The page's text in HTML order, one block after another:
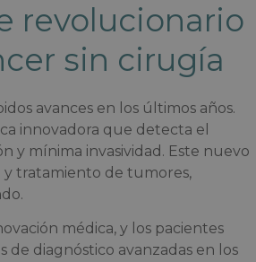
revolucionario
sin cirugía
avances en los últimos años.
innovadora que detecta el
y mínima invasividad. Este nuevo
tratamiento de tumores,
médica, y los pacientes
de diagnóstico avanzadas en los